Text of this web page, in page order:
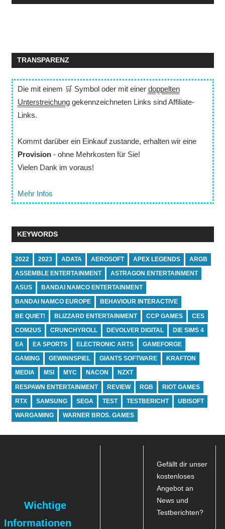
TRANSPARENZ
Die mit einem 🛒 Symbol oder mit einer doppelten
Unterstreichunggekennzeichneten Links sind Affiliate-
Links.
Kommt darüber ein Einkauf zustande, erhalten wir eine
Provision- ohne Mehrkosten für Sie!
Vielen Dank im voraus!
Mehr Infos
KEYWORDS
2022 2023 ADATA AEROSOFT APEX LEGENDS ARGB
ASSEMBLE ENTERTAINMENT ASTRAGON ENTERTAINMENT
ASUS BANDAI NAMCO ENTERTAINMENT
BANDAI NAMCO EUROPE BEHAVIOUR INTERACTIVE
BE QUIET! BLIZZARD ENTERTAINMENT CCP GAMES CES
COM2US CRUNCHYROLL DEVOLVER DIGITAL DIE SIMS 4
EA EA SPORTS ELECTRONIC ARTS GAMEFORGE
GAMING GEWINNSPIEL GIANTS SOFTWARE KRAFTON
MEDIA MSI MYC NACON NZXT
RESPAWN ENTERTAINMENT REVIEW RGB RIOT GAMES
RTX SAMSUNG SEGA TEST TESTBERICHT UBISOFT
WARGAMING WARNER BROS. GAMES
Wichtige
Informationen
Gefällt dir unser
kostenloses
Angebot an
News und
Testberichten?